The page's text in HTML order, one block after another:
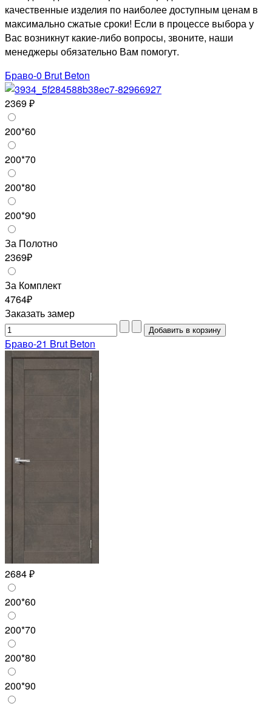
качественные изделия по наиболее доступным ценам в
максимально сжатые сроки! Если в процессе выбора у
Вас возникнут какие-либо вопросы, звоните, наши
менеджеры обязательно Вам помогут.
Браво-0 Brut Beton
2369 ₽
200*60
200*70
200*80
200*90
За Полотно
2369₽
За Комплект
4764₽
Заказать замер
Браво-21 Brut Beton
2684 ₽
200*60
200*70
200*80
200*90